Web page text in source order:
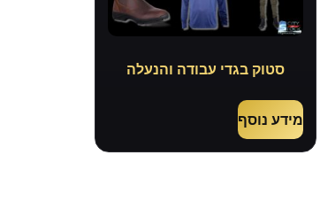
סטוק בגדי עבודה והנעלה
מידע נוסף